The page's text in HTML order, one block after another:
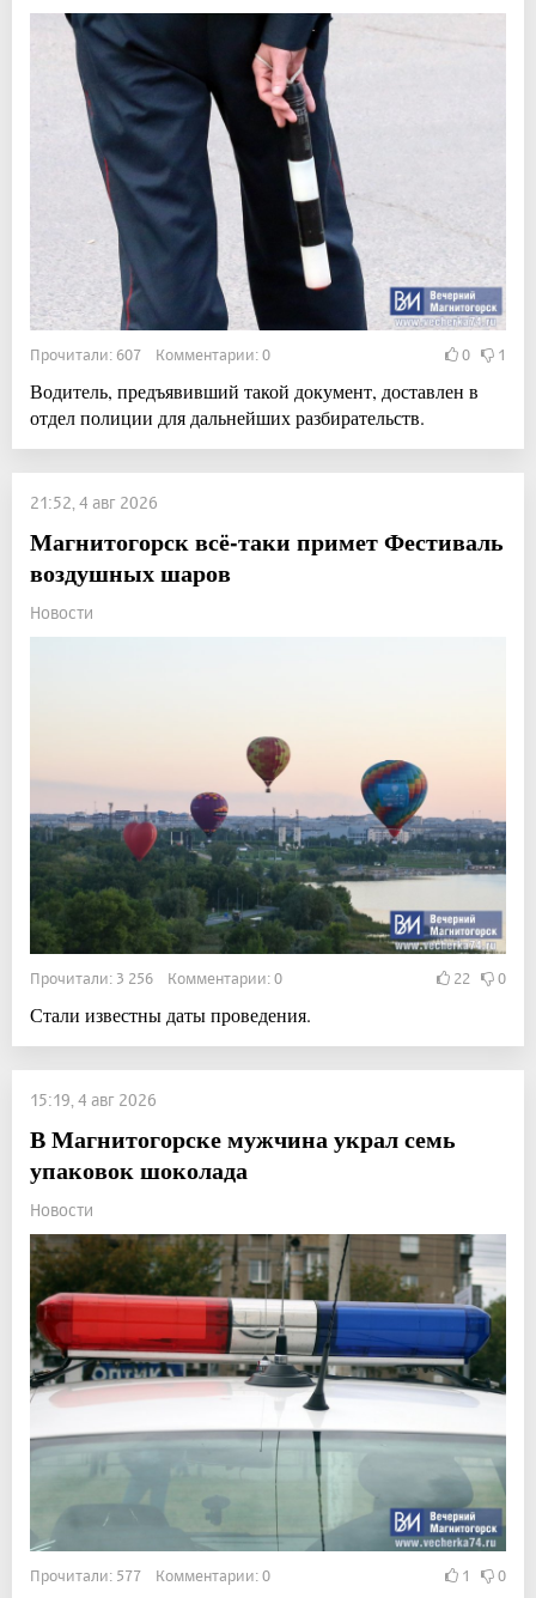
Прочитали: 607 Комментарии: 0 0 1
Водитель, предъявивший такой документ, доставлен в
отдел полиции для дальнейших разбирательств.
21:52, 4 авг 2026
Магнитогорск всё-таки примет Фестиваль
воздушных шаров
Новости
Прочитали: 3 256 Комментарии: 0 22 0
Стали известны даты проведения.
15:19, 4 авг 2026
В Магнитогорске мужчина украл семь
упаковок шоколада
Новости
Прочитали: 577 Комментарии: 0 1 0